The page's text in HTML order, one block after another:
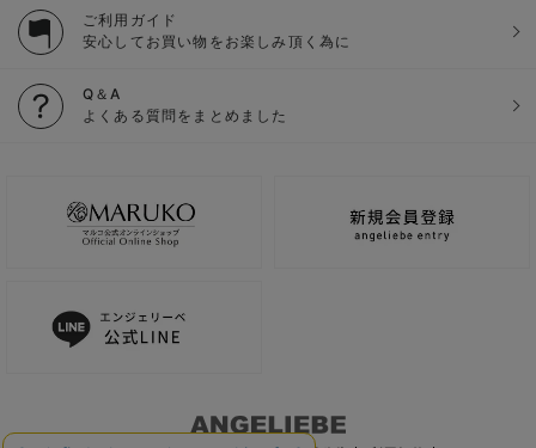
ご利用ガイド
安心してお買い物をお楽しみ頂く為に
Q＆A
よくある質問をまとめました